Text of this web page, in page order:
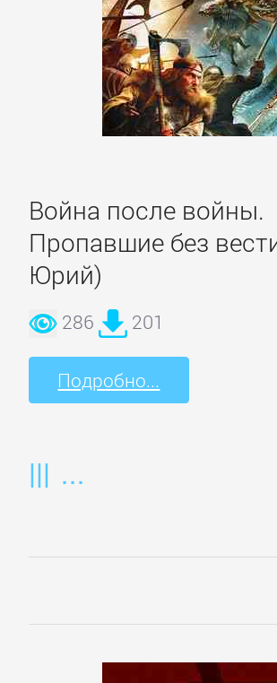
Война после войны.
Пропавшие без
Юрий)
286 201
Подробно...
Культурология
Математика
Педагогика
Политика,
политология
Прочая
образовательная
литература
Социология
Философия